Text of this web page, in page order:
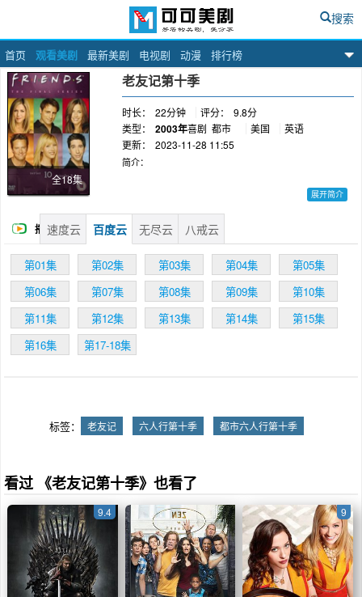
可可美剧网
首页 观看美剧 最新美剧 电视剧 动漫 排行榜
搜索
全18集
老友记第十季
时长： 22分钟 评分：
9.8分
类型：
2003年喜剧 都市 美国
英语
更新：
2023-11-28 11:55
简介：
Rachel下飞机那段真是哭惨了。六个人的十年陪
伴了我短暂的四个月，多感激。空空的房间里留
下了六把带着体温的钥匙，新的旅途已经启程。
# 乔伊（马特·理勃兰MattLeBlanc饰）和瑞秋
（詹妮弗·安妮斯顿JenniferAniston饰）的恋情维
持不久就发现彼此不适应身体上的交往，决定只
做朋友。迈克克服自身障碍的迈克终于向菲比
（莉莎·库卓LisaKudrow饰）求婚，两人终成眷
属。钱德勒（马修·派瑞MatthewPerry饰）和摩
DavidSchwimmer饰）她轮流跟朋友们告别。而
风雨雨，大家分别离开公寓，都留下自己的一把
钥匙……
展开简介
播 速度云 百度云 无尽云 八戒云
第01集 第02集 第03集 第04集
第05集
第06集
第07集 第08集 第09集
第10集
第11集
第12集 第13集 第14集
第15集
第16集
第17-18集
标签： 老友记 六人行第十季 都市六人行第十季
看过 《老友记第十季》也看了
9.4 9